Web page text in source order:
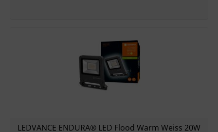
LEDVANCE ENDURA® LED Flood Warm Weiss 20W